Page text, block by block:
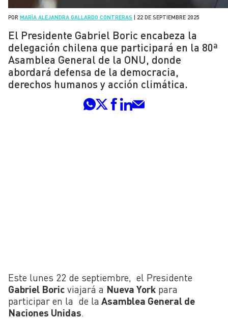
POR MARÍA ALEJANDRA GALLARDO CONTRERAS 22 DE SEPTIEMBRE 2025
El Presidente Gabriel Boric encabeza la
delegación chilena que participará en la 80ª
Asamblea General de la ONU, donde
abordará defensa de la democracia,
derechos humanos y acción climática.
Este lunes 22 de septiembre, el Presidente
Gabriel Boric viajará a Nueva York para
participar en la de la Asamblea General de
Naciones Unidas